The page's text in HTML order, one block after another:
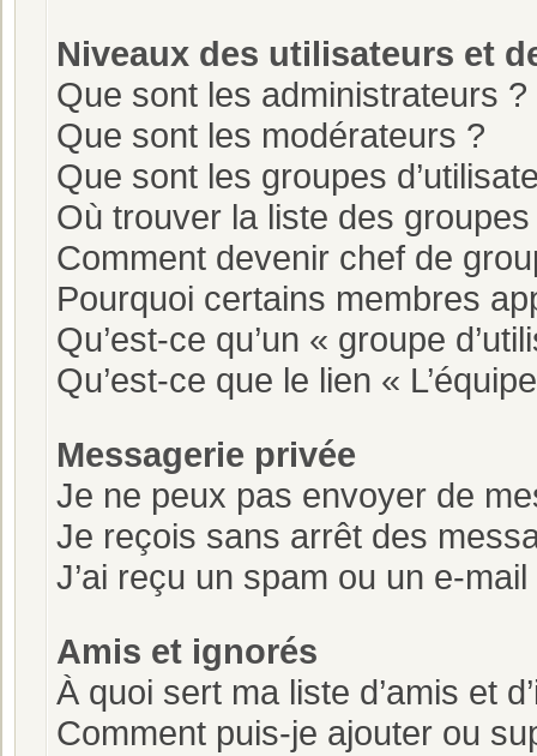
Niveaux des utilisateurs et
Que sont les administrateurs ?
Que sont les modérateurs ?
Que sont les groupes
Où trouver la liste des
Comment devenir chef de
Pourquoi certains membres
Qu’est-ce qu’un « groupe
Qu’est-ce que le lien «
Messagerie privée
Je ne peux pas envoyer de
Je reçois sans arrêt des
J’ai reçu un spam ou un e-
Amis et ignorés
À quoi sert ma liste d’amis et
Comment puis-je ajouter ou